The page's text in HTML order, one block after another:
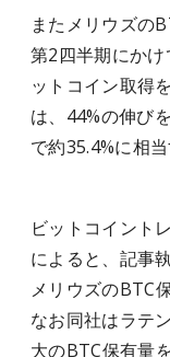
またメリウズの
第2四半期にか
ットコイン取得
は、44%の伸び
で約35.4%に相当
ビットコイント
によると、記事
メリウズのBTC
なお同社はラテ
大のBTC保有量を